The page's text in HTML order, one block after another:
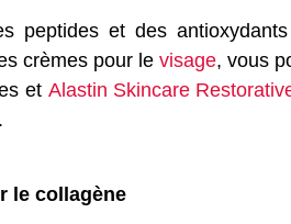
peptides et des
crèmes pour le visage, vous
et Alastin Skincare
le collagène